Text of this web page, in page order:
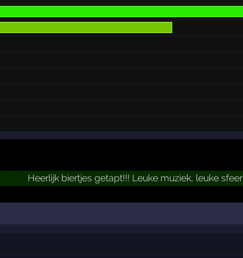
Heerlijk biertjes getapt!!! Leuke muziek, leuke sfeer